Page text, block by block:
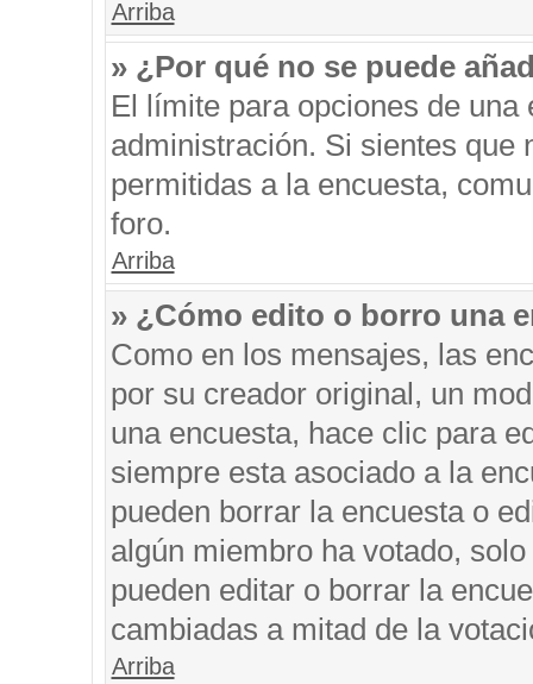
Arriba
» ¿Por qué no se puede
El límite para opciones de una
administración. Si sientes que
permitidas a la encuesta,
foro.
Arriba
» ¿Cómo edito o borro una
Como en los mensajes, las
por su creador original, un
una encuesta, hace clic para
siempre esta asociado a la
pueden borrar la encuesta o
algún miembro ha votado,
pueden editar o borrar la
cambiadas a mitad de la
Arriba